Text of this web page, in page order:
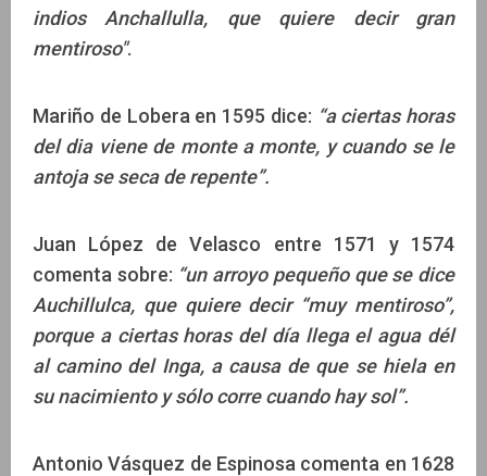
indios Anchallulla, que quiere decir gran
mentiroso".
Mariño de Lobera en 1595 dice: “a ciertas horas
del dia viene de monte a monte, y cuando se le
antoja se seca de repente”.
Juan López de Velasco entre 1571 y 1574
comenta sobre: “un arroyo pequeño que se dice
Auchillulca, que quiere decir “muy mentiroso”,
porque a ciertas horas del día llega el agua dél
al camino del Inga, a causa de que se hiela en
su nacimiento y sólo corre cuando hay sol”.
Antonio Vásquez de Espinosa comenta en 1628